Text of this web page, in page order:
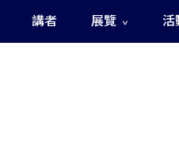
講者 展覽 活